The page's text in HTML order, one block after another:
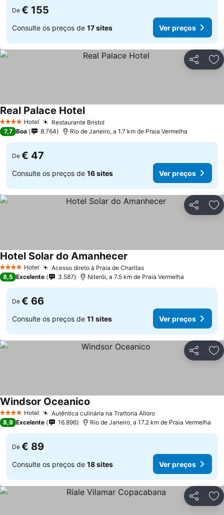
De € 155
Consulte os preços de 17 sites Ver preços
Partilhar
4 EstrelasHotel Restaurante Bristol
Real Palace Hotel
7,7 Boa 8.764 Rio de Janeiro, a 1.7 km de Praia Vermelha
De € 47
Consulte os preços de 16 sites Ver preços
Partilhar
4 EstrelasHotel Acesso direto à Praia de Charitas
Hotel Solar do Amanhecer
8,5 Excelente 3.587 Niterói, a 7.5 km de Praia Vermelha
De € 66
Consulte os preços de 11 sites Ver preços
Partilhar
4 EstrelasHotel Autêntica culinária na Trattoria Alloro
Windsor Oceanico
8,9 Excelente 16.896 Rio de Janeiro, a 17.2 km de Praia Vermelha
De € 89
Consulte os preços de 18 sites Ver preços
Partilhar